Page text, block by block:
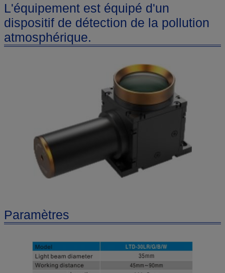
L'équipement est équipé d'un
dispositif de détection de la pollution
atmosphérique.
Paramètres